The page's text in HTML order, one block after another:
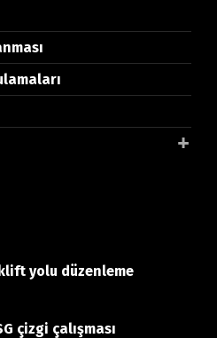
yolu düzenleme
çizgi çalışması